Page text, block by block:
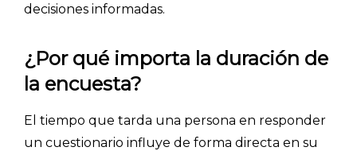
decisiones informadas.
¿Por qué importa la duración de
la encuesta?
El tiempo que tarda una persona en responder
un cuestionario influye de forma directa en su